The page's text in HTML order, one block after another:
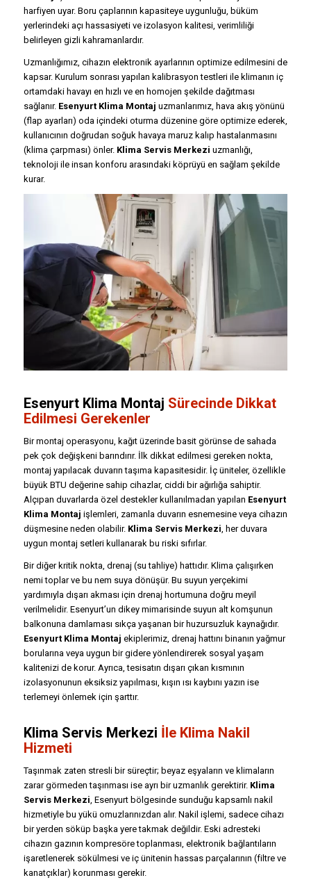
harfiyen uyar. Boru çaplarının kapasiteye uygunluğu, büküm
yerlerindeki açı hassasiyeti ve izolasyon kalitesi, verimliliği
belirleyen gizli kahramanlardır.
Uzmanlığımız, cihazın elektronik ayarlarının optimize edilmesini de
kapsar. Kurulum sonrası yapılan kalibrasyon testleri ile klimanın iç
ortamdaki havayı en hızlı ve en homojen şekilde dağıtması
sağlanır. Esenyurt Klima Montaj uzmanlarımız, hava akış yönünü
(flap ayarları) oda içindeki oturma düzenine göre optimize ederek,
kullanıcının doğrudan soğuk havaya maruz kalıp hastalanmasını
(klima çarpması) önler. Klima Servis Merkezi uzmanlığı,
teknoloji ile insan konforu arasındaki köprüyü en sağlam şekilde
kurar.
Esenyurt Klima Montaj Sürecinde Dikkat
Edilmesi Gerekenler
Bir montaj operasyonu, kağıt üzerinde basit görünse de sahada
pek çok değişkeni barındırır. İlk dikkat edilmesi gereken nokta,
montaj yapılacak duvarın taşıma kapasitesidir. İç üniteler, özellikle
büyük BTU değerine sahip cihazlar, ciddi bir ağırlığa sahiptir.
Alçıpan duvarlarda özel destekler kullanılmadan yapılan Esenyurt
Klima Montaj işlemleri, zamanla duvarın esnemesine veya cihazın
düşmesine neden olabilir. Klima Servis Merkezi, her duvara
uygun montaj setleri kullanarak bu riski sıfırlar.
Bir diğer kritik nokta, drenaj (su tahliye) hattıdır. Klima çalışırken
nemi toplar ve bu nem suya dönüşür. Bu suyun yerçekimi
yardımıyla dışarı akması için drenaj hortumuna doğru meyil
verilmelidir. Esenyurt’un dikey mimarisinde suyun alt komşunun
balkonuna damlaması sıkça yaşanan bir huzursuzluk kaynağıdır.
Esenyurt Klima Montaj ekiplerimiz, drenaj hattını binanın yağmur
borularına veya uygun bir gidere yönlendirerek sosyal yaşam
kalitenizi de korur. Ayrıca, tesisatın dışarı çıkan kısmının
izolasyonunun eksiksiz yapılması, kışın ısı kaybını yazın ise
terlemeyi önlemek için şarttır.
Klima Servis Merkezi İle Klima Nakil
Hizmeti
Taşınmak zaten stresli bir süreçtir; beyaz eşyaların ve klimaların
zarar görmeden taşınması ise ayrı bir uzmanlık gerektirir. Klima
Servis Merkezi, Esenyurt bölgesinde sunduğu kapsamlı nakil
hizmetiyle bu yükü omuzlarınızdan alır. Nakil işlemi, sadece cihazı
bir yerden söküp başka yere takmak değildir. Eski adresteki
cihazın gazının kompresöre toplanması, elektronik bağlantıların
işaretlenerek sökülmesi ve iç ünitenin hassas parçalarının (filtre ve
kanatçıklar) korunması gerekir.